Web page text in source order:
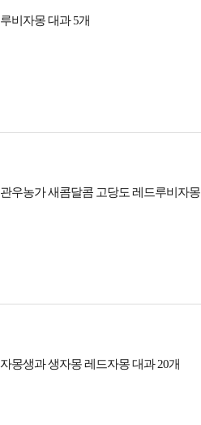
루비자몽 대과 5개
관우농가 새콤달콤 고당도 레드루비자몽
자몽생과 생자몽 레드자몽 대과 20개